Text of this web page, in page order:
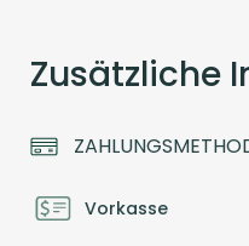
Zusätzliche
Vorkasse